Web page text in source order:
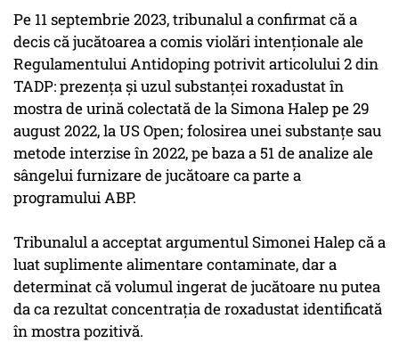
Pe 11 septembrie 2023, tribunalul a confirmat că a
decis că jucătoarea a comis violări intenţionale ale
Regulamentului Antidoping potrivit articolului 2 din
TADP: prezenţa şi uzul substanţei roxadustat în
mostra de urină colectată de la Simona Halep pe 29
august 2022, la US Open; folosirea unei substanţe sau
metode interzise în 2022, pe baza a 51 de analize ale
sângelui furnizare de jucătoare ca parte a
programului ABP.
Tribunalul a acceptat argumentul Simonei Halep că a
luat suplimente alimentare contaminate, dar a
determinat că volumul ingerat de jucătoare nu putea
da ca rezultat concentraţia de roxadustat identificată
în mostra pozitivă.